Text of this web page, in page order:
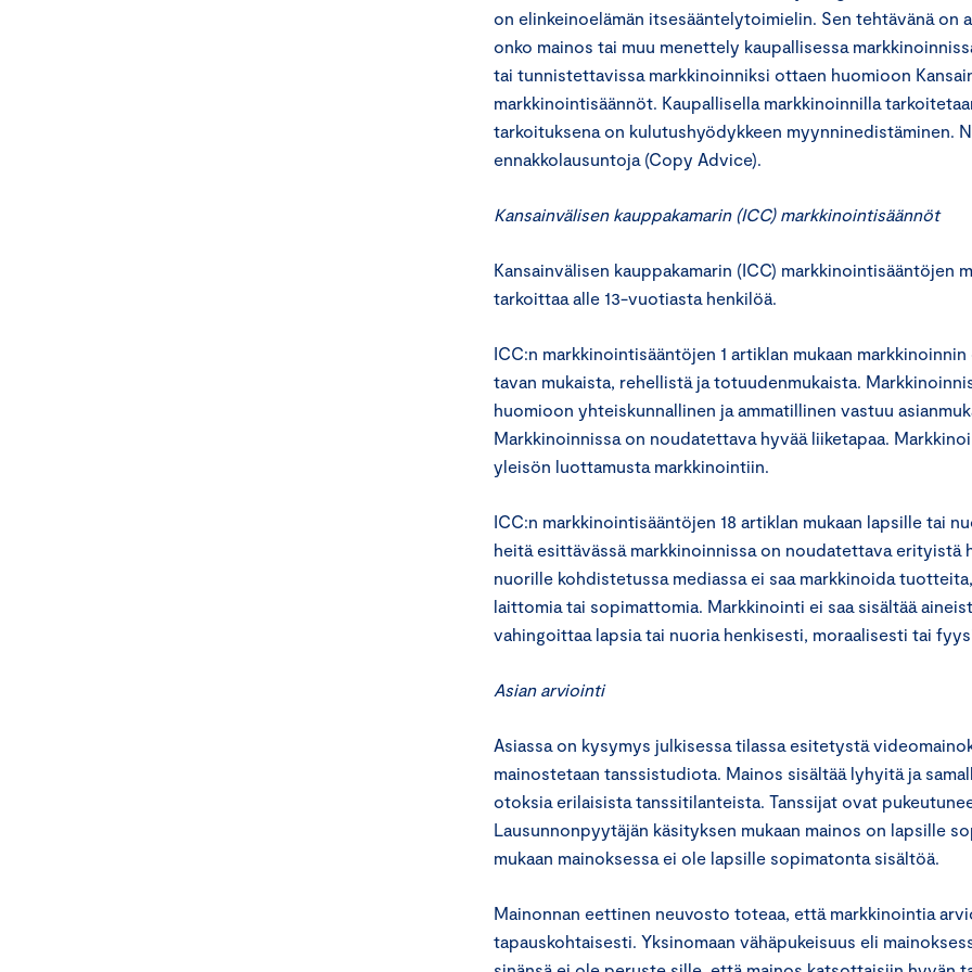
on elinkeinoelämän itsesääntelytoimielin. Sen tehtävänä on
onko mainos tai muu menettely kaupallisessa
tai tunnistettavissa markkinoinniksi ottaen huomioon
markkinointisäännöt. Kaupallisella markkinoinnilla
tarkoituksena on kulutushyödykkeen myynninedistäminen.
ennakkolausuntoja (Copy Advice).
Kansainvälisen kauppakamarin (ICC) markkinointisäännöt
Kansainvälisen kauppakamarin (ICC) markkinointisääntöjen
tarkoittaa alle 13-vuotiasta henkilöä.
ICC:n markkinointisääntöjen 1 artiklan mukaan
tavan mukaista, rehellistä ja totuudenmukaista.
huomioon yhteiskunnallinen ja ammatillinen vastuu
Markkinoinnissa on noudatettava hyvää liiketapaa.
yleisön luottamusta markkinointiin.
ICC:n markkinointisääntöjen 18 artiklan mukaan lapsille tai
heitä esittävässä markkinoinnissa on noudatettava erityistä
nuorille kohdistetussa mediassa ei saa markkinoida
laittomia tai sopimattomia. Markkinointi ei saa sisältää
vahingoittaa lapsia tai nuoria henkisesti, moraalisesti tai
Asian arviointi
Asiassa on kysymys julkisessa tilassa esitetystä
mainostetaan tanssistudiota. Mainos sisältää lyhyitä ja
otoksia erilaisista tanssitilanteista. Tanssijat ovat
Lausunnonpyytäjän käsityksen mukaan mainos on lapsille
mukaan mainoksessa ei ole lapsille sopimatonta sisältöä.
Mainonnan eettinen neuvosto toteaa, että markkinointia
tapauskohtaisesti. Yksinomaan vähäpukeisuus eli